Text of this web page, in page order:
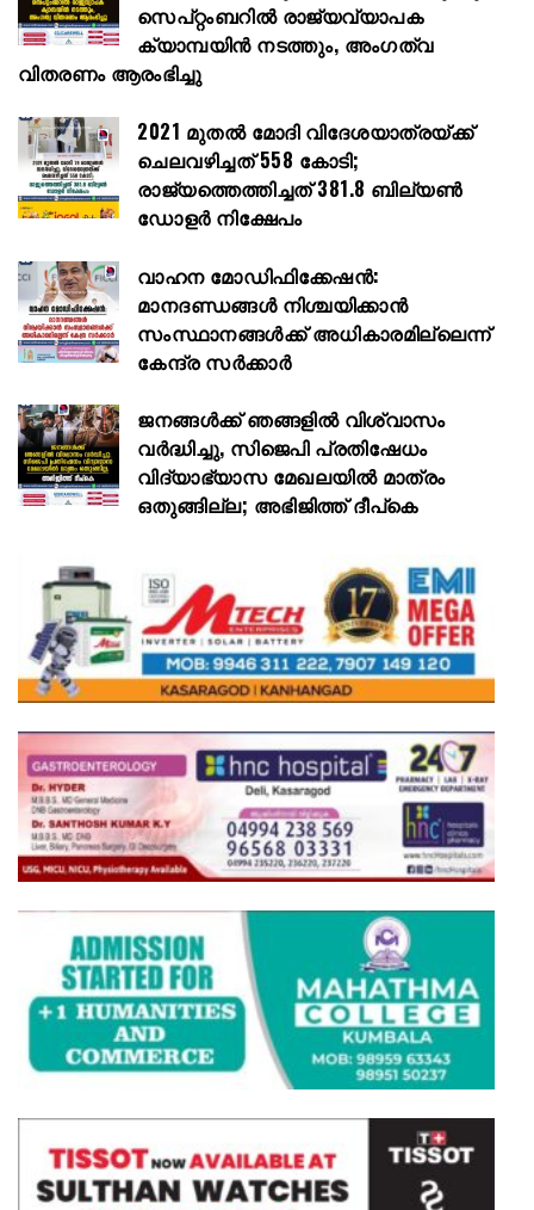
സെപ്റ്റംബറിൽ രാജ്യവ്യാപക
ക്യാമ്പയിൻ നടത്തും, അംഗത്വ
വിതരണം ആരംഭിച്ചു
2021 മുതൽ മോദി വിദേശയാത്രയ്ക്ക്
ചെലവഴിച്ചത് 558 കോടി;
രാജ്യത്തെത്തിച്ചത് 381.8 ബില്യൺ
ഡോളർ നിക്ഷേപം
വാഹന മോഡിഫിക്കേഷൻ:
മാനദണ്ഡങ്ങൾ നിശ്ചയിക്കാൻ
സംസ്ഥാനങ്ങൾക്ക് അധികാരമില്ലെന്ന്
കേന്ദ്ര സർക്കാർ
ജനങ്ങൾക്ക് ഞങ്ങളിൽ വിശ്വാസം
വർദ്ധിച്ചു, സിജെപി പ്രതിഷേധം
വിദ്യാഭ്യാസ മേഖലയിൽ മാത്രം
ഒതുങ്ങില്ല; അഭിജിത്ത് ദീപ്കെ